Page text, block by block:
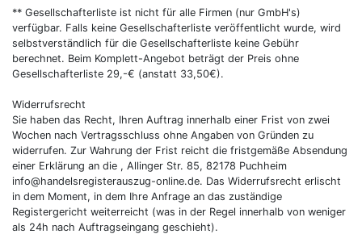
** Gesellschafterliste ist nicht für alle Firmen (nur GmbH's)
verfügbar. Falls keine Gesellschafterliste veröffentlicht wurde, wird
selbstverständlich für die Gesellschafterliste keine Gebühr
berechnet. Beim Komplett-Angebot beträgt der Preis ohne
Gesellschafterliste 29,-€ (anstatt 33,50€).
Widerrufsrecht
Sie haben das Recht, Ihren Auftrag innerhalb einer Frist von zwei
Wochen nach Vertragsschluss ohne Angaben von Gründen zu
widerrufen. Zur Wahrung der Frist reicht die fristgemäße Absendung
einer Erklärung an die , Allinger Str. 85, 82178 Puchheim
info@handelsregisterauszug-online.de. Das Widerrufsrecht erlischt
in dem Moment, in dem Ihre Anfrage an das zuständige
Registergericht weiterreicht (was in der Regel innerhalb von weniger
als 24h nach Auftragseingang geschieht).